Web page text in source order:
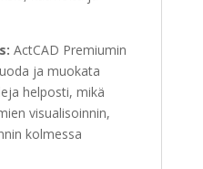
ActCAD Premiumin
ja muokata
helposti, mikä
visualisoinnin,
kolmessa